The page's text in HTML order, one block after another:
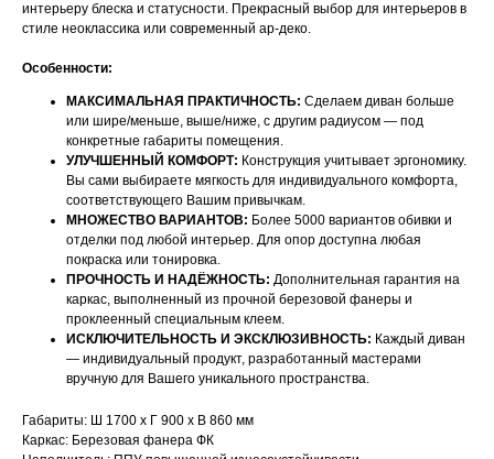
интерьеру блеска и статусности. Прекрасный выбор для интерьеров в
стиле неоклассика или современный ар-деко.
Особенности:
МАКСИМАЛЬНАЯ ПРАКТИЧНОСТЬ: Сделаем диван больше
или шире/меньше, выше/ниже, с другим радиусом — под
конкретные габариты помещения.
УЛУЧШЕННЫЙ КОМФОРТ: Конструкция учитывает эргономику.
Вы сами выбираете мягкость для индивидуального комфорта,
соответствующего Вашим привычкам.
МНОЖЕСТВО ВАРИАНТОВ: Более 5000 вариантов обивки и
отделки под любой интерьер. Для опор доступна любая
покраска или тонировка.
ПРОЧНОСТЬ И НАДЁЖНОСТЬ: Дополнительная гарантия на
каркас, выполненный из прочной березовой фанеры и
проклеенный специальным клеем.
ИСКЛЮЧИТЕЛЬНОСТЬ И ЭКСКЛЮЗИВНОСТЬ: Каждый диван
— индивидуальный продукт, разработанный мастерами
вручную для Вашего уникального пространства.
Габариты: Ш 1700 х Г 900 х В 860 мм
Каркас: Березовая фанера ФК
НАШИ МЕНЕДЖЕРЫ ГОТОВЫ
ОТВЕТИТЬ НА ЛЮБЫЕ
ВОПРОСЫ